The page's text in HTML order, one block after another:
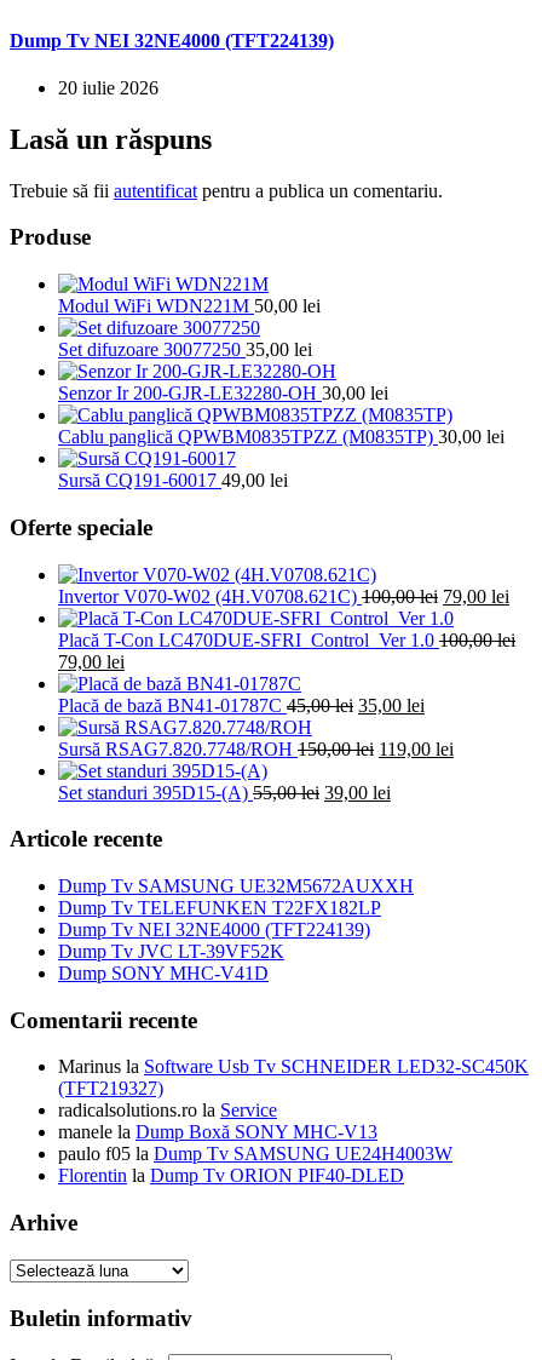
Dump Tv NEI 32NE4000 (TFT224139)
20 iulie 2026
Lasă un răspuns
Trebuie să fii autentificat pentru a publica un comentariu.
Produse
Modul WiFi WDN221M 50,00 lei
Set difuzoare 30077250 35,00 lei
Senzor Ir 200-GJR-LE32280-OH 30,00 lei
Cablu panglică QPWBM0835TPZZ (M0835TP) 30,00 lei
Sursă CQ191-60017 49,00 lei
Oferte speciale
Invertor V070-W02 (4H.V0708.621C) 100,00lei Prețul
inițial
a
79,00 lei
este:
Placă T-Con LC470DUE-SFRI_Control_Ver 1.0 100,00lei
Prețul
inițial
a
fost:
100,00 lei.
79,00 lei
curent
este:
79,00 lei.
Placă de bază BN41-01787C 45,00lei Prețul
a
45,00 lei.
35,00 lei
este:
Sursă RSAG7.820.7748/ROH 150,00lei Prețul
a
119,00 lei
Set standuri 395D15-(A) 55,00lei Prețul
55,00 lei.
39,00 lei
Articole recente
Dump Tv SAMSUNG UE32M5672AUXXH
Dump Tv TELEFUNKEN T22FX182LP
Dump Tv NEI 32NE4000 (TFT224139)
Dump Tv JVC LT-39VF52K
Dump SONY MHC-V41D
Comentarii recente
Marinus la Software Usb Tv SCHNEIDER LED32-SC450K
(TFT219327)
radicalsolutions.ro la Service
manele la Dump Boxă SONY MHC-V13
paulo f05 la Dump Tv SAMSUNG UE24H4003W
Florentin la Dump Tv ORION PIF40-DLED
Arhive
Arhive
Buletin informativ